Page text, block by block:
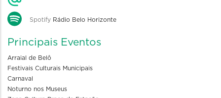
Spotify Rádio Belo Horizonte
Principais Eventos
Arraial de Belô
Festivais Culturais Municipais
Carnaval
Noturno nos Museus